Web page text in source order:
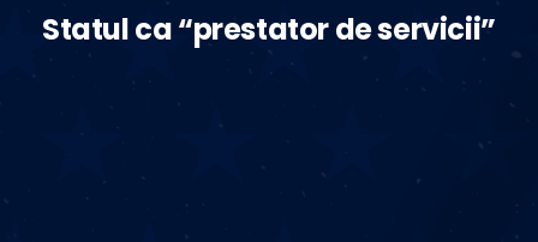
Statul ca “prestator de servicii”